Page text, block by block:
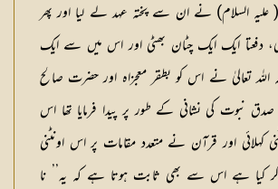
السلام) نے ان سے پختہ عہد لے لیا اور پھر
دفعتا ایک ایک چٹان بھٹی اور اس میں سے ایک
اللہ تعالیٰ نے اس کو بطقر معجزاہ اور حضرت صالح
نبوت کی نشانی کے طور پر پیدا فرمایا تھا اس
کہلائی اور قرآن نے متعدد مقامات پر اس اونٹنی
کیا ہے اس سے بھی ثابت ہوتا ہے کہ یہ’’ نا